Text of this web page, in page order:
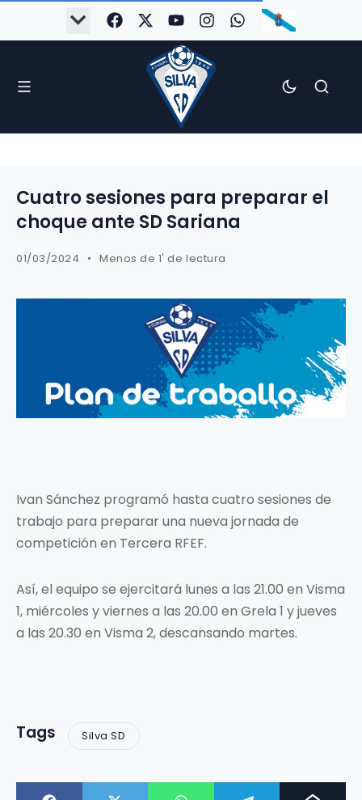
Cuatro sesiones para preparar el
choque ante SD Sariana
01/03/2024 Menos de 1' de lectura
Ivan Sánchez programó hasta cuatro sesiones de
trabajo para preparar una nueva jornada de
competición en Tercera RFEF.
Así, el equipo se ejercitará lunes a las 21.00 en Visma
1, miércoles y viernes a las 20.00 en Grela 1 y jueves
a las 20.30 en Visma 2, descansando martes.
Tags Silva SD